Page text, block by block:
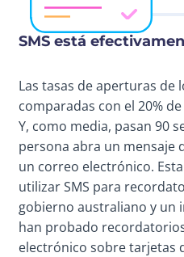
SMS está
Las tasas de aperturas de
comparadas con el 20%
Y, como media, pasan 90
persona abra un mensaje
un correo electrónico.
utilizar SMS para
gobierno australiano y un
han probado
electrónico sobre tarjetas